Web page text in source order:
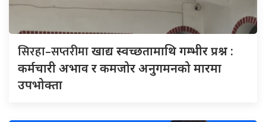
सिरहा–सप्तरीमाखाद्य स्वच्छतामाथि गम्भीर प्रश्न :
कर्मचारी अभाव र कमजोर अनुगमनको मारमा
उपभोक्ता